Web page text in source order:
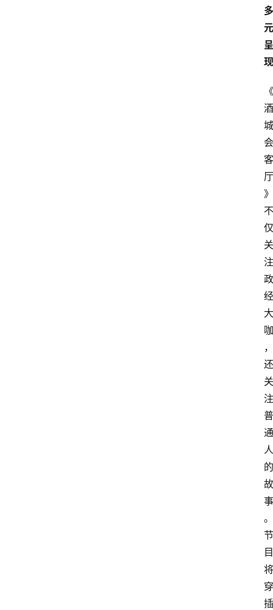
多
元
呈
现
《
酒
城
会
客
厅
》
不
仅
关
注
政
经
大
咖
，
还
关
注
普
通
人
的
故
事
。
节
目
将
穿
插